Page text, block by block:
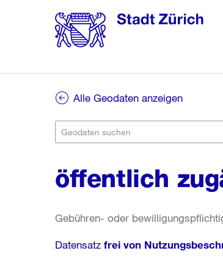
Alle Geodaten anzeigen
öffentlich
Gebühren- oder
Datensatz frei von